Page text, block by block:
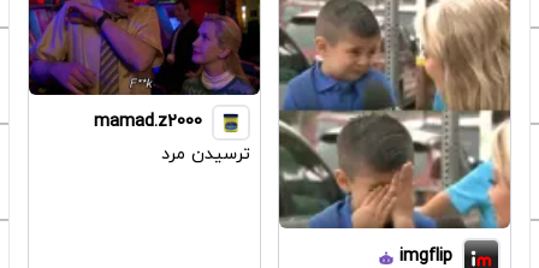
imgflip
mamad.z2000
ترسیدن مرد